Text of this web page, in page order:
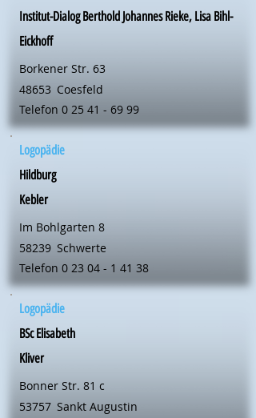
Institut-Dialog Berthold Johannes Rieke, Lisa Bihl-
Eickhoff
Borkener Str. 63
48653 Coesfeld
Telefon 0 25 41 - 69 99
Logopädie
Hildburg
Kebler
Im Bohlgarten 8
58239 Schwerte
Telefon 0 23 04 - 1 41 38
Logopädie
BSc Elisabeth
Kliver
Bonner Str. 81 c
53757 Sankt Augustin